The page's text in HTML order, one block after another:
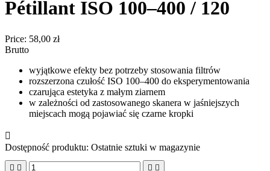
Pétillant ISO 100–400 / 120
Price: 58,00 zł
Brutto
wyjątkowe efekty bez potrzeby stosowania filtrów
rozszerzona czułość ISO 100–400 do eksperymentowania
czarująca estetyka z małym ziarnem
w zależności od zastosowanego skanera w jaśniejszych
miejscach mogą pojawiać się czarne kropki

Dostępność produktu: Ostatnie sztuki w magazynie
   